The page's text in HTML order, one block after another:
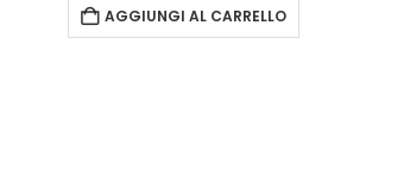
AGGIUNGI AL CARRELLO